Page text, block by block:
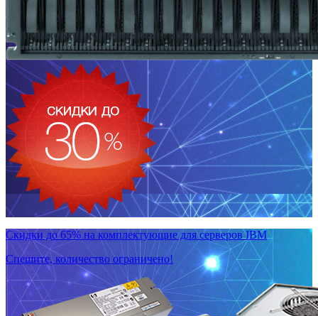
Скидки до 65% на комплектующие для серверов IBM
Спешите, количество ограничено!